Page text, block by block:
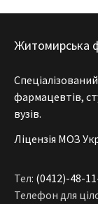
Житомирська
фармацевтів,
вузів.
Ліцензія МОЗ
Тел: (0412)-48-
Телефон для